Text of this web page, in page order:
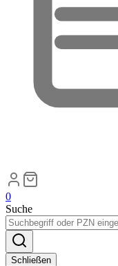
0
Suche
Schließen